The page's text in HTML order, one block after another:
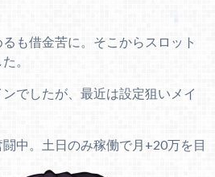
も借金苦に。そこからスロット
。
でしたが、最近は設定狙いメイ
中。土日のみ稼働で月+20万を目